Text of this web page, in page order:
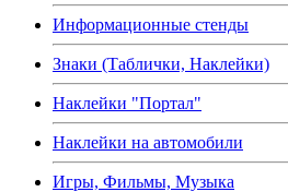
Информационные стенды
Знаки (Таблички, Наклейки)
Наклейки "Портал"
Наклейки на автомобили
Игры, Фильмы, Музыка